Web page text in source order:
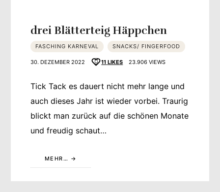
drei Blätterteig Häppchen
FASCHING KARNEVAL SNACKS/ FINGERFOOD
30. DEZEMBER 2022 11 LIKES 23.906 VIEWS
Tick Tack es dauert nicht mehr lange und
auch dieses Jahr ist wieder vorbei. Traurig
blickt man zurück auf die schönen Monate
und freudig schaut…
MEHR…